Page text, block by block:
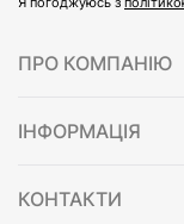
ПРО КОМПАНІЮ
ІНФОРМАЦІЯ
КОНТАКТИ